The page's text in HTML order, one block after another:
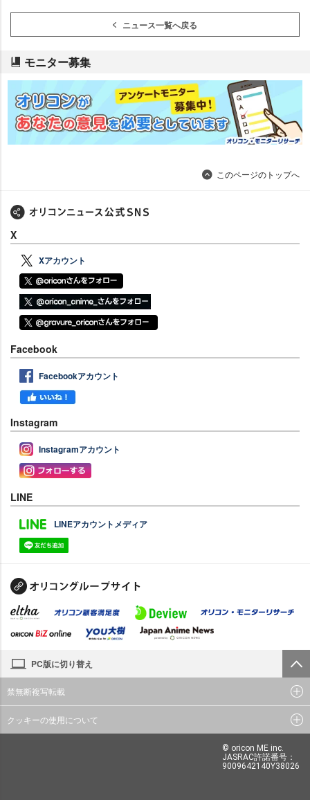
ニュース一覧へ戻る
モニター募集
このページのトップへ
X
Xアカウント
Facebook
Facebookアカウント
Instagram
Instagramアカウント
LINE
LINEアカウントメディア
PC版に切り替え
禁無断複写転載
クッキーの使用について
© oricon ME inc.
JASRAC許諾番号：
9009642140Y38026